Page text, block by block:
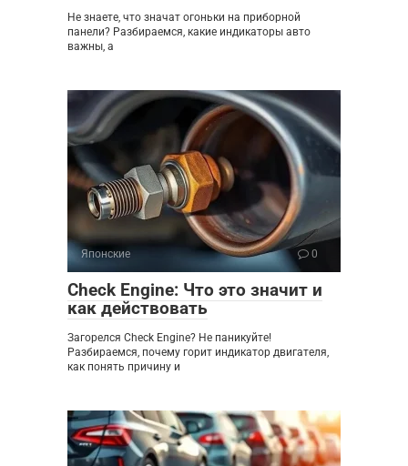
Не знаете, что значат огоньки на приборной
панели? Разбираемся, какие индикаторы авто
важны, а
Японские 0
Check Engine: Что это значит и
как действовать
Загорелся Check Engine? Не паникуйте!
Разбираемся, почему горит индикатор двигателя,
как понять причину и